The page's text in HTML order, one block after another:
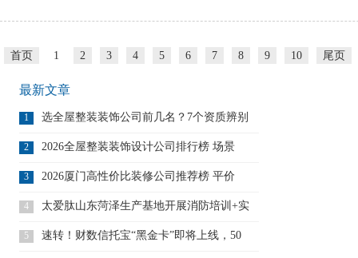
首页 1 2 3 4 5 6 7 8 9 10 尾页
最新文章
1
选全屋整装装饰公司前几名？7个资质辨别
2 2026全屋整装装饰设计公司排行榜 场景
3 2026厦门高性价比装修公司推荐榜 平价
4
太爱肽山东菏泽生产基地开展消防培训+实
战
5 速转！财数信托宝“黑金卡”即将上线，50